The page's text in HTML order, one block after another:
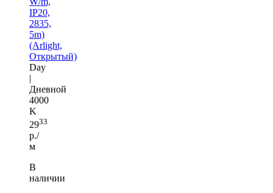
IP20,
2835,
5m)
(Arlight,
Открытый)
Day
|
Дневной
4000
K
2933
р./
м
В
наличии